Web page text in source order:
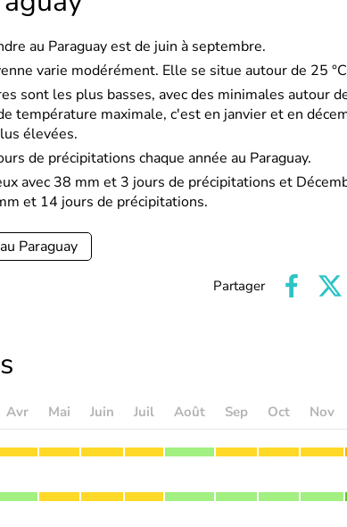
au Paraguay est de juin à septembre.
varie modérément. Elle se situe autour de 25
sont les plus basses, avec des minimales autour
température maximale, c'est en janvier et en
élevées.
de précipitations chaque année au Paraguay.
avec 38 mm et 3 jours de précipitations et
et 14 jours de précipitations.
Paraguay
Partager
Avr Mai Juin Juil Août Sep Oct Nov